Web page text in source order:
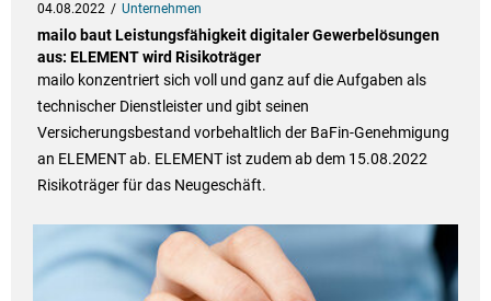
04.08.2022 Unternehmen
mailo baut Leistungsfähigkeit digitaler Gewerbelösungen
aus: ELEMENT wird Risikoträger
mailo konzentriert sich voll und ganz auf die Aufgaben als
technischer Dienstleister und gibt seinen
Versicherungsbestand vorbehaltlich der BaFin-Genehmigung
an ELEMENT ab. ELEMENT ist zudem ab dem 15.08.2022
Risikoträger für das Neugeschäft.